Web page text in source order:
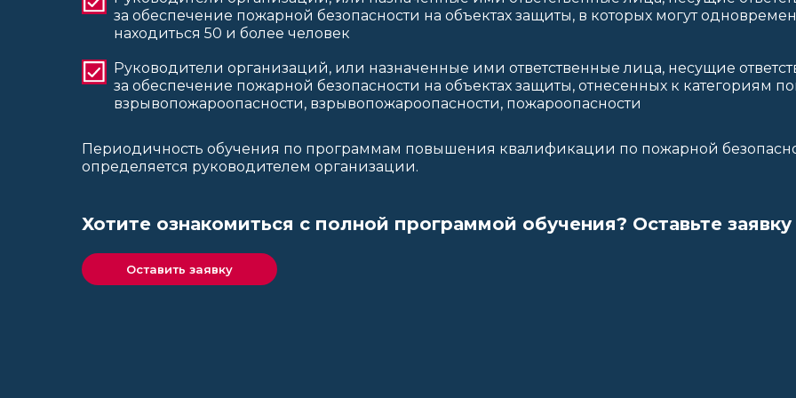
Руководители организаций, или назначенные ими ответственные лица, несущие
за обеспечение пожарной безопасности на объектах защиты, отнесенных к категориям
взрывопожароопасности, взрывопожароопасности, пожароопасности
за обеспечение пожарной безопасности на объектах защиты, в которых могут
находиться 50 и более человек
Периодичность обучения по программам повышения квалификации по пожарной
определяется руководителем организации.
Хотите ознакомиться с полной программой обучения? Оставьте заявку
Оставить заявку